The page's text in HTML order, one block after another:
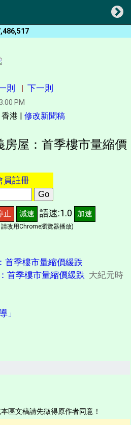
則 | 下一則
PM
港 | 修改新聞稿
房屋：首季樓市量縮價
員註冊
止 減速 語速:1.0 加速
改用Chrome瀏覽器播放)
首季樓市量縮價緩跌
首季樓市量縮價緩跌 大紀元時
」
區文稿請先徵得原作者同意！